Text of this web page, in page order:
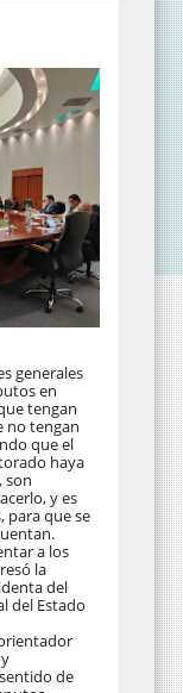
generales
en
tengan
no tengan
que el
haya
son
y es
para que se
a los
la
del
del Estado
de